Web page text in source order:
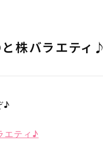
株バラエティ♪
♪
エティ♪